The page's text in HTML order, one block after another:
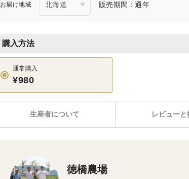
お届け地域 販売期間：通年
購入方法
通常購入
¥980
レビューと
生産者について
徳橋農場